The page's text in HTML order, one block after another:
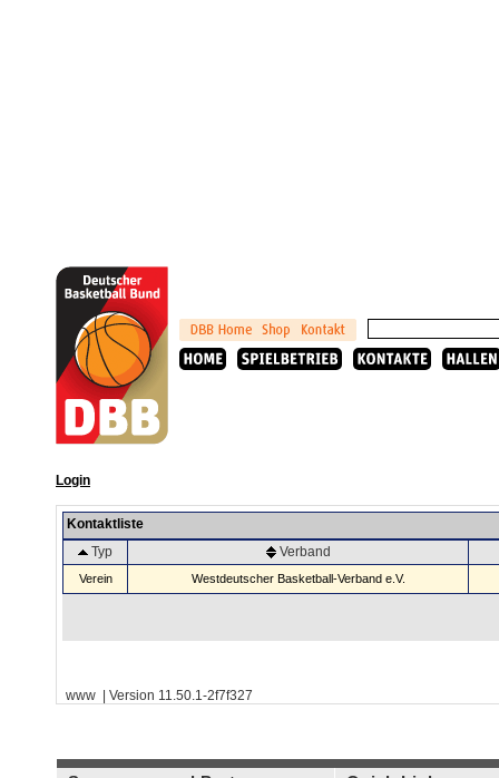
Login
Kontaktliste
Typ
Verband
Verein Westdeutscher Basketball-Verband e.V.
www | Version 11.50.1-2f7f327